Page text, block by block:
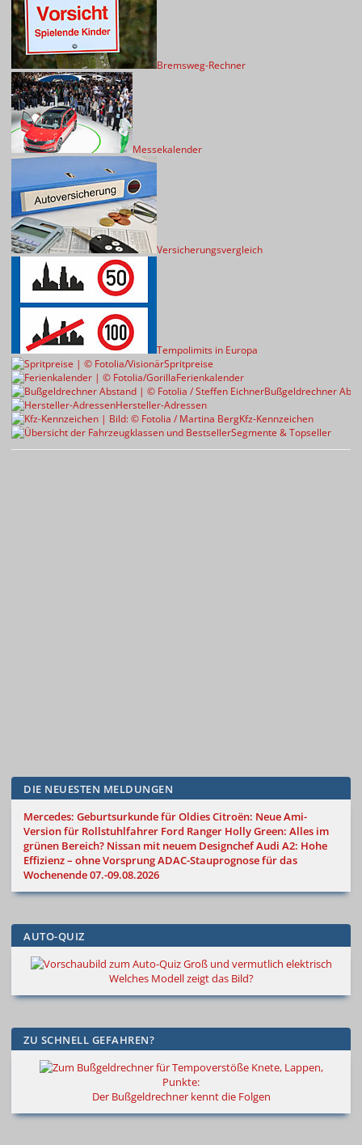
Bremsweg-Rechner
Messekalender
Versicherungsvergleich
Tempolimits in Europa
Spritpreise
Ferienkalender
Bußgeldrechner
Hersteller-Adressen
Kfz-Kennzeichen
Segmente & Topseller
DIE NEUESTEN MELDUNGEN
Mercedes: Geburtsurkunde für OldiesCitroën: Neue Ami-
Version für Rollstuhlfahrer Ford Ranger Holly Green: Alles im
grünen Bereich? Nissan mit neuem DesignchefAudi A2: Hohe
Effizienz – ohne VorsprungADAC-Stauprognose für das
Wochenende 07.-09.08.2026
AUTO-QUIZ
Groß und vermutlich elektrisch
Welches Modell zeigt das Bild?
ZU SCHNELL GEFAHREN?
Knete, Lappen,
Punkte:
Der Bußgeldrechner kennt die Folgen